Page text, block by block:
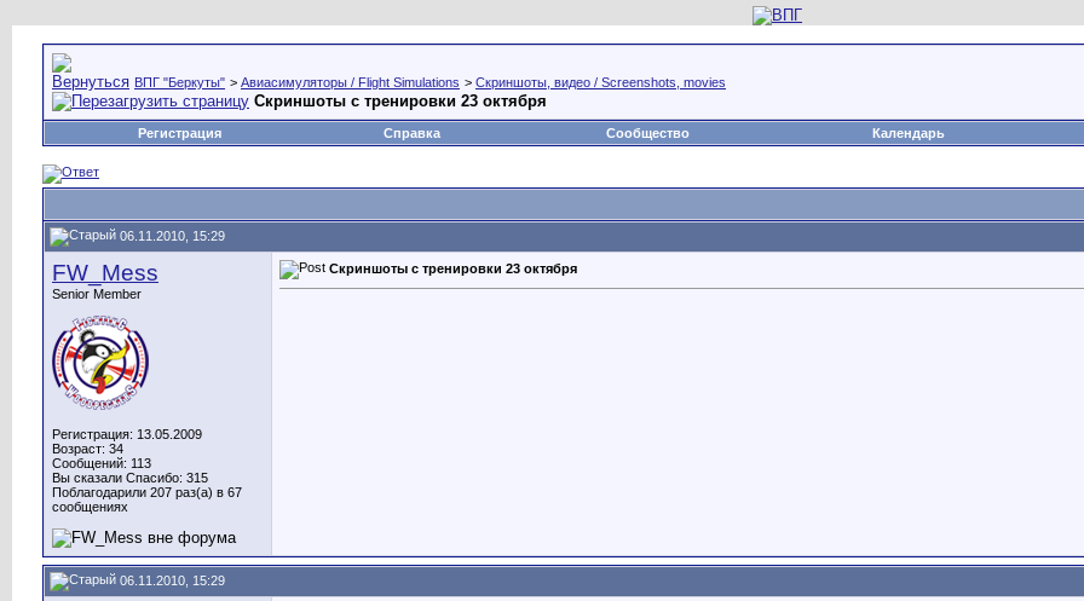
ВПГ "Беркуты" > Авиасимуляторы / Flight Simulations > Скриншоты, видео / Screenshots, movies
Скриншоты с тренировки 23 октября
Регистрация Справка Сообщество Календарь
06.11.2010, 15:29
FW_Mess
Senior Member
Регистрация: 13.05.2009
Возраст: 34
Сообщений: 113
Вы сказали Спасибо: 315
Поблагодарили 207 раз(а) в 67
сообщениях
Скриншоты с тренировки 23 октября
06.11.2010, 15:29